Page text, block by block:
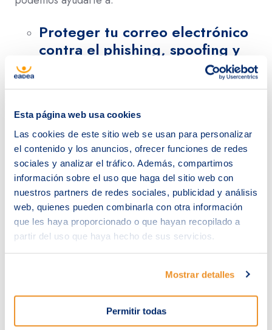
Esta página web usa cookies
Las cookies de este sitio web se usan para personalizar
el contenido y los anuncios, ofrecer funciones de redes
sociales y analizar el tráfico. Además, compartimos
información sobre el uso que haga del sitio web con
nuestros partners de redes sociales, publicidad y análisis
web, quienes pueden combinarla con otra información
que les haya proporcionado o que hayan recopilado a
partir del uso que haya hecho de sus servicios.
Mostrar detalles
Permitir todas
Proteger tu correo electrónico
contra el phishing, spoofing y
seguridad para tus cuentas,
como la verificación en dos
pasos y la protección avanzada.
Aprender a usar y configurar
las herramientas de Google
Workspace de manera efectiva.
Resolver dudas sobre precios y
Restaurar datos perdidos y
configurar soluciones de